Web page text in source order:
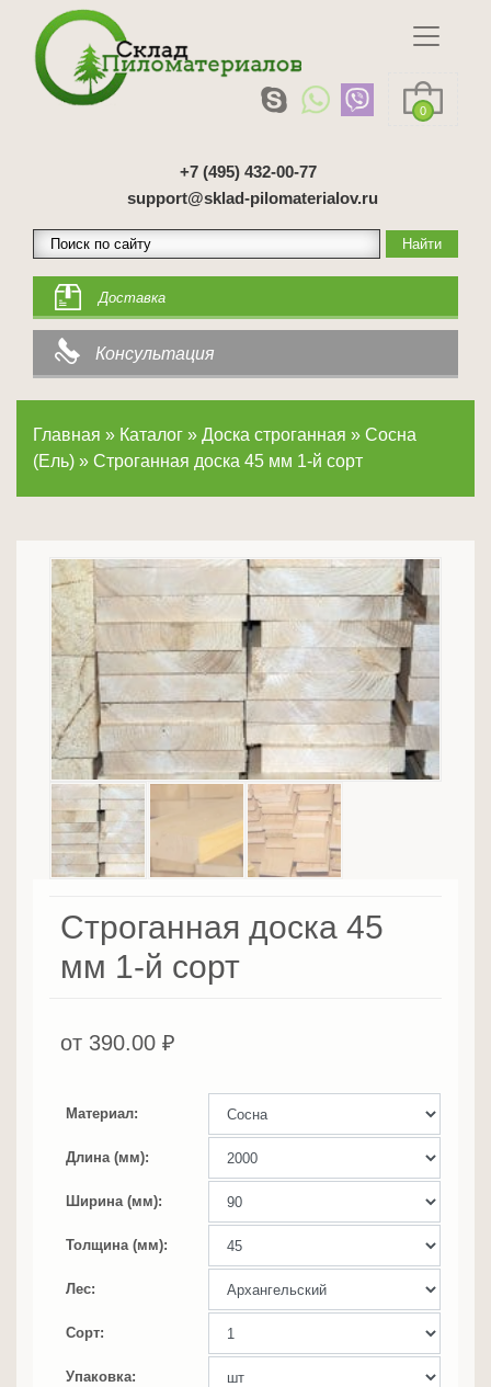
0
+7 (495) 432-00-77
support@sklad-pilomaterialov.ru
Доставка
Консультация
Главная » Каталог » Доска строганная » Сосна
(Ель) » Строганная доска 45 мм 1-й сорт
Строганная доска 45
мм 1-й сорт
от 390.00 ₽
Материал
Длина (мм)
Ширина (мм)
Толщина (мм)
Лес
Сорт
Упаковка